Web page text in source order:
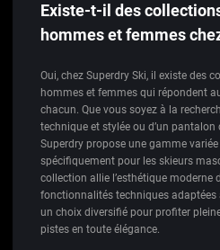
Existe-t-il des
hommes et femmes
Oui, chez Superdry Ski, il existe des
hommes et femmes qui répondent
chacun. Que vous soyez à la
technique et stylée ou d’un
Superdry propose une gamme
spécifiquement pour les skieurs
collection allie l’esthétique moderne
fonctionnalités techniques adaptées
un choix diversifié pour profiter
pistes en toute élégance.